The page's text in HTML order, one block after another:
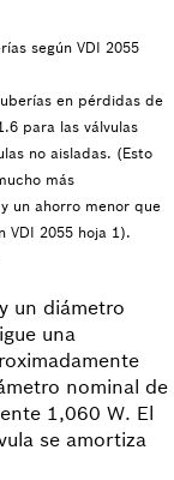
según VDI 2055
en pérdidas de
para las válvulas
no aisladas. (Esto
más
un ahorro menor que
VDI 2055 hoja 1).
un diámetro
una
nominal de
1,060 W. El
se amortiza